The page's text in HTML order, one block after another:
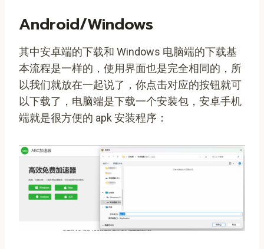
Android/Windows
其中安卓端的下载和 Windows 电脑端的下载基
本流程是一样的，使用界面也是完全相同的，所
以我们就放在一起说了，你点击对应的按钮就可
以下载了，电脑端是下载一个安装包，安卓手机
端就是很方便的 apk 安装程序：